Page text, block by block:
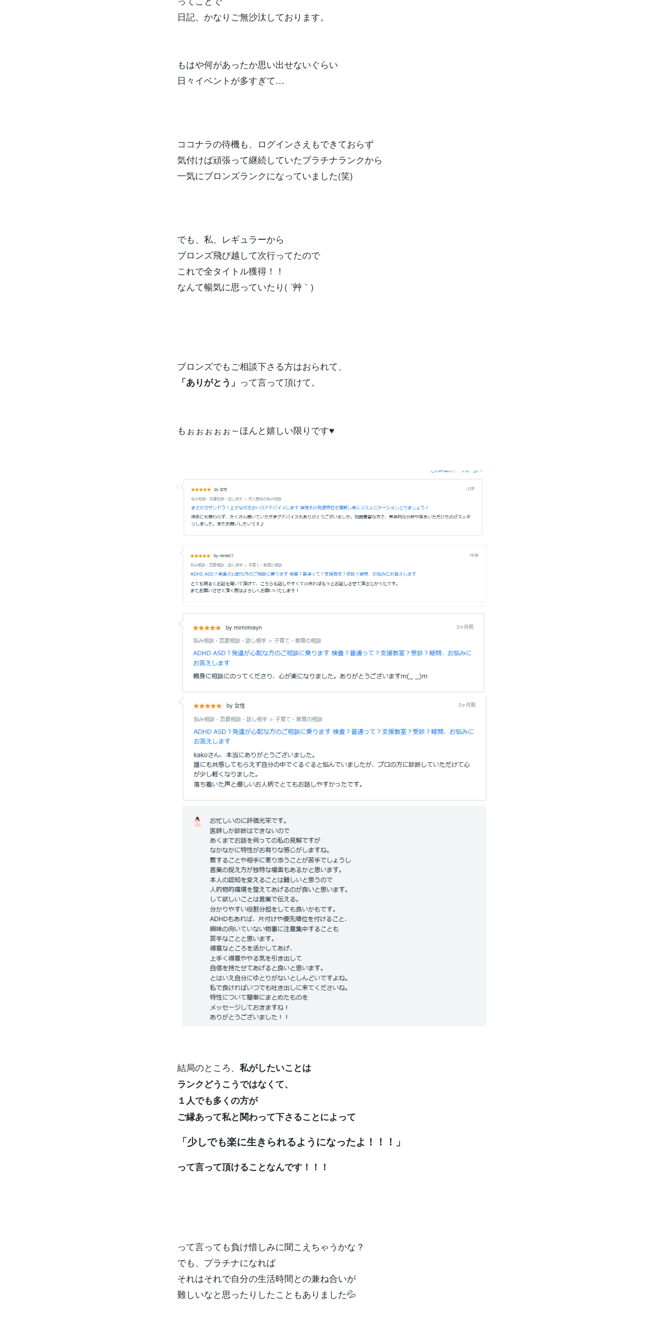
日記、かなりご無沙汰しております。
もはや何があったか思い出せないぐらい
日々イベントが多すぎて…
ココナラの待機も、ログインさえもできておらず
気付けば頑張って継続していたプラチナランクから
一気にブロンズランクになっていました(笑)
でも、私、レギュラーから
ブロンズ飛び越して次行ってたので
これで全タイトル獲得！！
なんて暢気に思っていたり( ´艸｀)
ブロンズでもご相談下さる方はおられて、
「ありがとう」 って言って頂けて。
もぉぉぉぉぉ～ほんと嬉しい限りです♥
結局のところ、 私がしたいことは
ランクどうこうではなくて、
１人でも多くの方が
ご縁あって私と関わって下さることによって
「少しでも楽に生きられるようになったよ！！！」
って言って頂けることなんです！！！
って言っても負け惜しみに聞こえちゃうかな？
でも、プラチナになれば
それはそれで自分の生活時間との兼ね合いが
難しいなと思ったりしたこともありました💦